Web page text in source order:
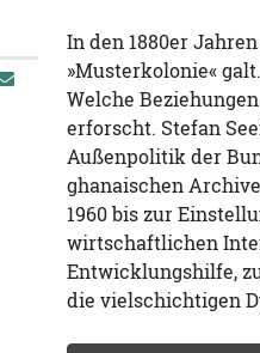
In den 1880er
»Musterkolonie«
Welche
erforscht. Stefan
Außenpolitik der
ghanaischen
1960 bis zur
wirtschaftlichen
Entwicklungshilfe,
die vielschichtigen